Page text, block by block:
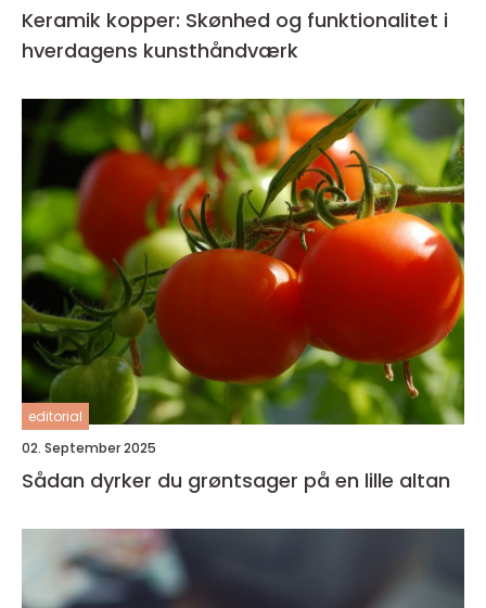
Keramik kopper: Skønhed og funktionalitet i
hverdagens kunsthåndværk
editorial
02. September 2025
Sådan dyrker du grøntsager på en lille altan